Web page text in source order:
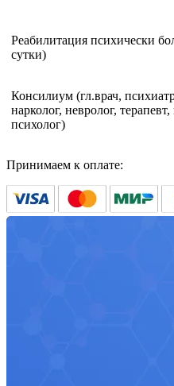
Реабилитация психически
сутки)
Консилиум (гл.врач,
нарколог, невролог,
психолог)
Принимаем к оплате: